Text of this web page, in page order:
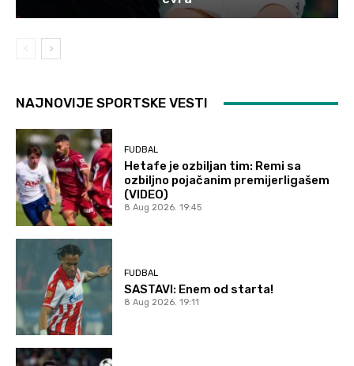
NAJNOVIJE SPORTSKE VESTI
FUDBAL
Hetafe je ozbiljan tim: Remi sa
ozbiljno pojačanim premijerligašem
(VIDEO)
8 Aug 2026. 19:45
FUDBAL
SASTAVI: Enem od starta!
8 Aug 2026. 19:11